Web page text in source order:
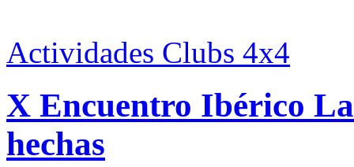
Actividades Clubs 4x4
X Encuentro Ibérico
hechas